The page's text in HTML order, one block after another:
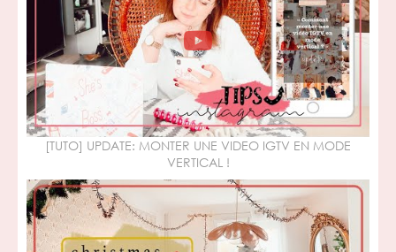
[TUTO] UPDATE: MONTER UNE VIDEO IGTV EN MODE
VERTICAL !